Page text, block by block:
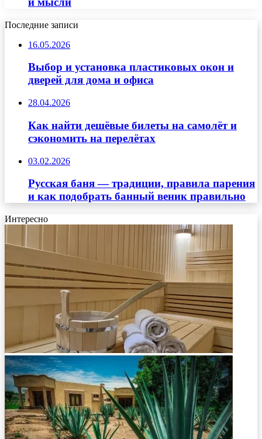
Последние записи
16.05.2026
Выбор и установка пластиковых окон и
дверей для дома и офиса
28.04.2026
Как найти дешёвые билеты на самолёт и
сэкономить на перелётах
03.02.2026
Русская баня — традиции, правила парения
и как подобрать банный веник правильно
Интересно